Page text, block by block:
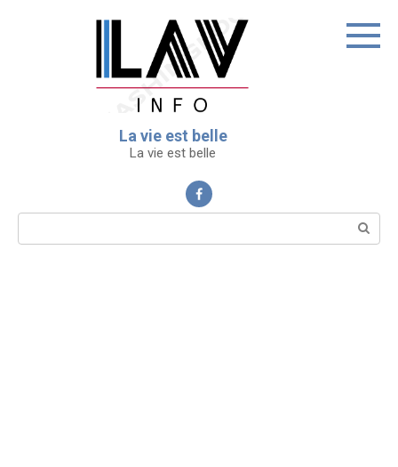
La vie est belle
La vie est belle
Поиск: